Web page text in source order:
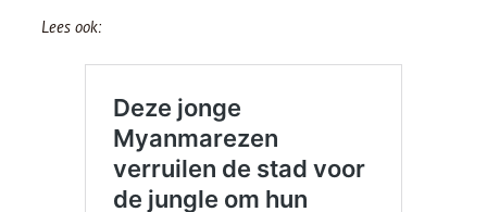
Lees ook: